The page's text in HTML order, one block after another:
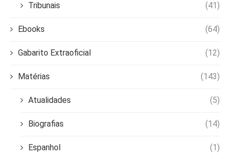
Tribunais (41)
Ebooks (64)
Gabarito Extraoficial (12)
Matérias (143)
Atualidades (5)
Biografias (14)
Espanhol (1)